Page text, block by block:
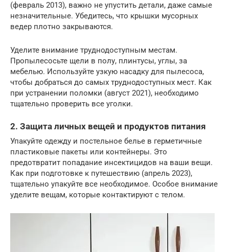
(февраль 2013), важно не упустить детали, даже самые
незначительные. Убедитесь, что крышки мусорных
ведер плотно закрываются.
Уделите внимание труднодоступным местам.
Пропылесосьте щели в полу, плинтусы, углы, за
мебелью. Используйте узкую насадку для пылесоса,
чтобы добраться до самых труднодоступных мест. Как
при устранении поломки (август 2021), необходимо
тщательно проверить все уголки.
2. Защита личных вещей и продуктов питания
Упакуйте одежду и постельное белье в герметичные
пластиковые пакеты или контейнеры. Это
предотвратит попадание инсектицидов на ваши вещи.
Как при подготовке к путешествию (апрель 2023),
тщательно упакуйте все необходимое. Особое внимание
уделите вещам, которые контактируют с телом.